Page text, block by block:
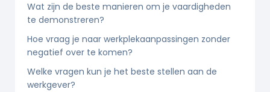
Wat zijn de beste manieren om je vaardigheden
te demonstreren?
Hoe vraag je naar werkplekaanpassingen zonder
negatief over te komen?
Welke vragen kun je het beste stellen aan de
werkgever?